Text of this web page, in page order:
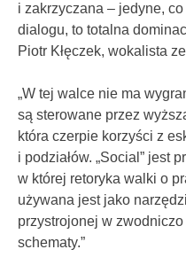
i zakrzyczana – jedyne,
dialogu, to totalna
Piotr Kłęczek, wokalista
„W tej walce nie ma
są sterowane przez
która czerpie korzyści z
i podziałów. „Social” jest
w której retoryka walki o
używana jest jako
przystrojonej w
schematy.”